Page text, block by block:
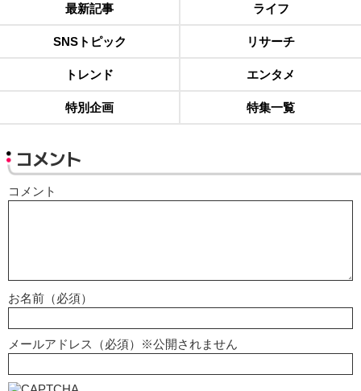
最新記事 ライフ
SNSトピック リサーチ
トレンド エンタメ
特別企画 特集一覧
コメント
コメント
お名前（必須）
メールアドレス（必須）※公開されません